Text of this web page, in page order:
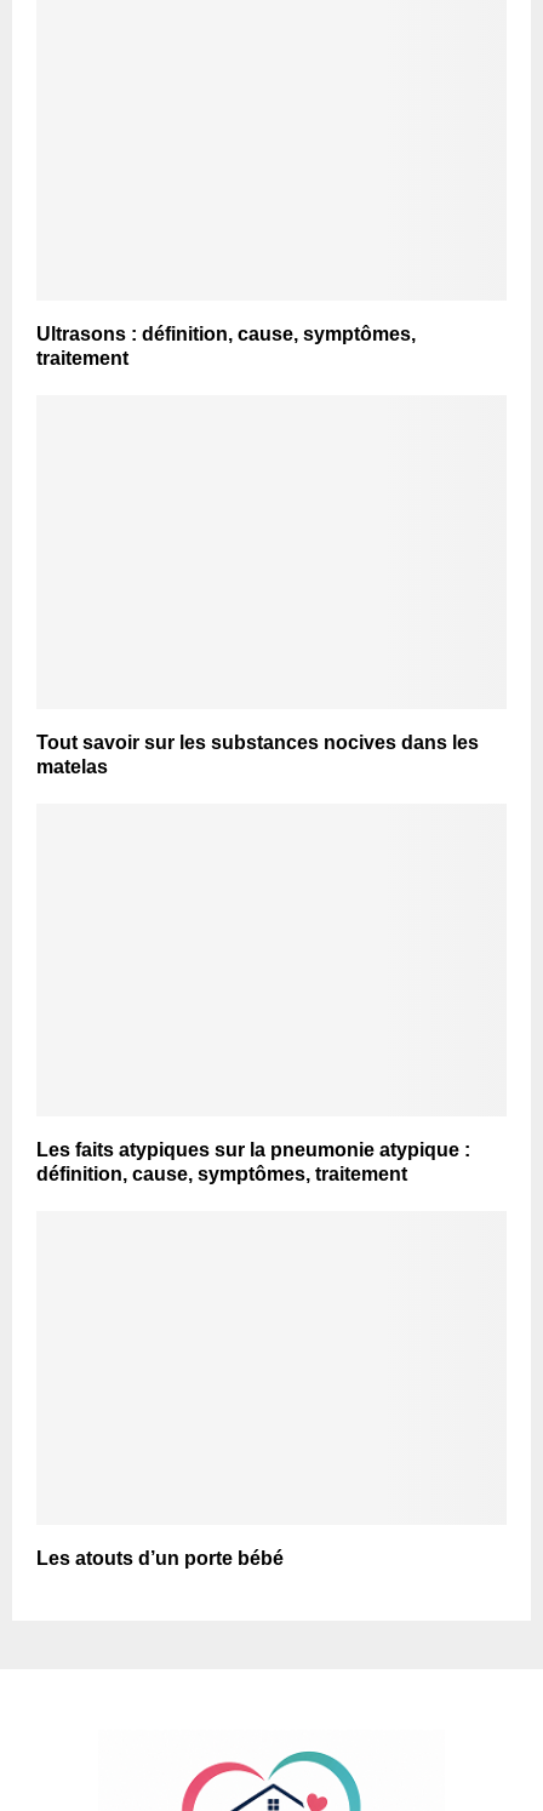
Ultrasons : définition, cause, symptômes,
traitement
Tout savoir sur les substances nocives dans les
matelas
Les faits atypiques sur la pneumonie atypique :
définition, cause, symptômes, traitement
Les atouts d’un porte bébé